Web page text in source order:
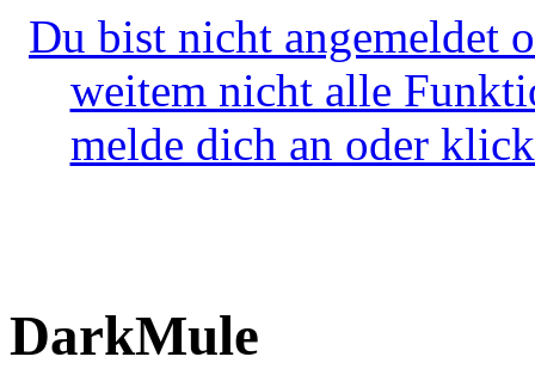
Du bist nicht angemeldet
weitem nicht alle
melde dich an oder
DarkMule